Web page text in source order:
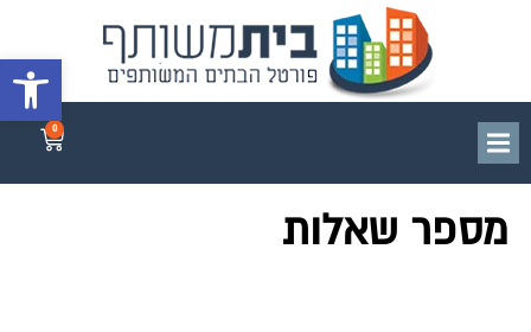
פתח
מספר שאלות